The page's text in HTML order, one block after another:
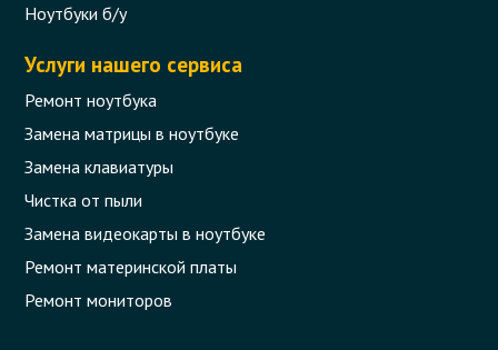
Ноутбуки б/у
Услуги нашего сервиса
Ремонт ноутбука
Замена матрицы в ноутбуке
Замена клавиатуры
Чистка от пыли
Замена видеокарты в ноутбуке
Ремонт материнской платы
Ремонт мониторов